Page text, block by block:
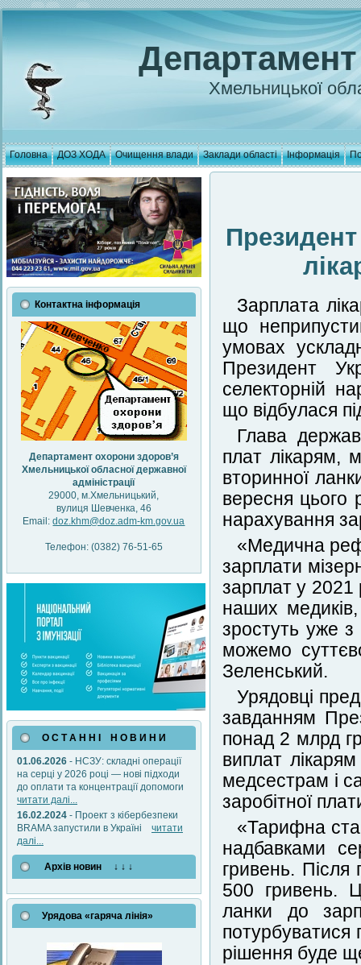
Хмельницької
Головна ДОЗ ХОДА Очищення влади Заклади області Інформація
Контактна інформація
Департамент охорони здоров’я
Хмельницької обласної державної
адміністрації
29000, м.Хмельницький,
вулиця Шевченка, 46
Email:doz.khm@doz.adm-km.gov.ua
Телефон: (0382) 76-51-65
О С Т А Н Н І Н О В И Н И
01.06.2026 - НСЗУ: складні операції
на серці у 2026 році — нові підходи
до оплати та концентрації допомоги
читати далі...
16.02.2024 - Проект з кібербезпеки
BRAMA запустили в Україні читати
далі...
Архів новин ↓ ↓ ↓
Урядова «гаряча лінія»
Зарплата
що
умовах
Президент
селекторній
що відбулася
Глава
плат лікарям,
вторинної
вересня цього
нарахування
«Медична
зарплати
зарплат у 2021
наших
зростуть уже
можемо
Зеленський.
Урядовці
завданням
понад 2 млрд
виплат
медсестрам і
заробітної
«Тарифна
надбавками
гривень. Після
500 гривень.
ланки до
потурбуватися
рішення буде